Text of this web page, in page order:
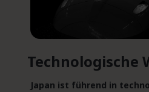
Technologische
Japan ist führend in